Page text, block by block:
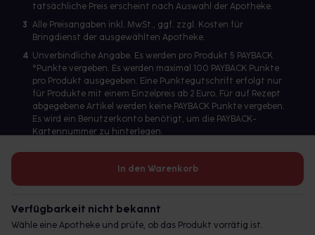
In den Warenkorb
Verfügbarkeit nicht bekannt
Wähle eine Apotheke und prüfe, ob das Produkt vorrätig ist.
tatsächliche Preis erscheint nach Auswahl der Apotheke.
3 Alle Preisangaben inkl. MwSt., ggf. zzgl. Kosten für
Bringdienst der ausgewählten Apotheke.
4 Unverbindliche Angabe. Es werden pro Produkt 5 PAYBACK
°Punkte vergeben. Es werden maximal 100 PAYBACK Punkte
pro Produkt ausgegeben. Eine Punktegutschrift erfolgt nur
für Produkte mit einem Einzelpreis ab 2 Euro. Für auf Rezept
abgegebene Artikel werden keine PAYBACK Punkte vergeben.
Es wird ein Benutzerkonto benötigt, um die PAYBACK-
Kartennummer zu hinterlegen.
Betreiber des Portals und verantwortlich: gesund.de GmbH &
© 2026 gesund.de GmbH & Co. KG